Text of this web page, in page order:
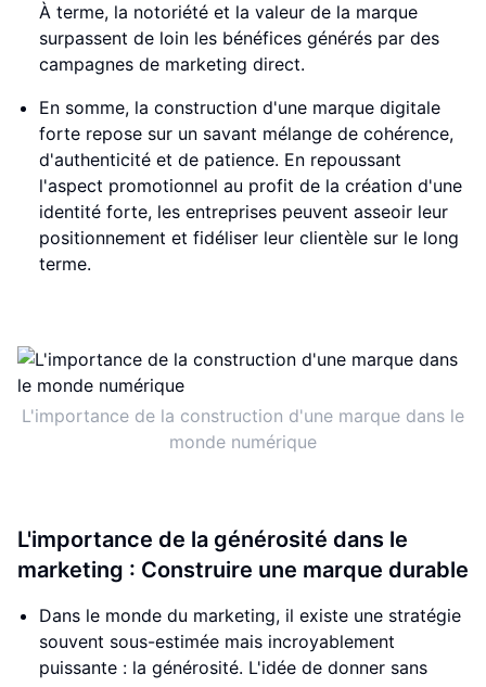
À terme, la notoriété et la valeur de la marque
surpassent de loin les bénéfices générés par des
campagnes de marketing direct.
En somme, la construction d'une marque digitale
forte repose sur un savant mélange de cohérence,
d'authenticité et de patience. En repoussant
l'aspect promotionnel au profit de la création d'une
identité forte, les entreprises peuvent asseoir leur
positionnement et fidéliser leur clientèle sur le long
terme.
L'importance de la construction d'une marque dans le
monde numérique
L'importance de la générosité dans le
marketing : Construire une marque durable
Dans le monde du marketing, il existe une stratégie
souvent sous-estimée mais incroyablement
puissante : la générosité. L'idée de donner sans